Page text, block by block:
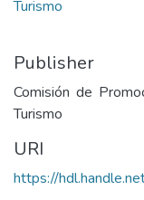
Turismo
Publisher
Comisión de
Turismo
URI
https://